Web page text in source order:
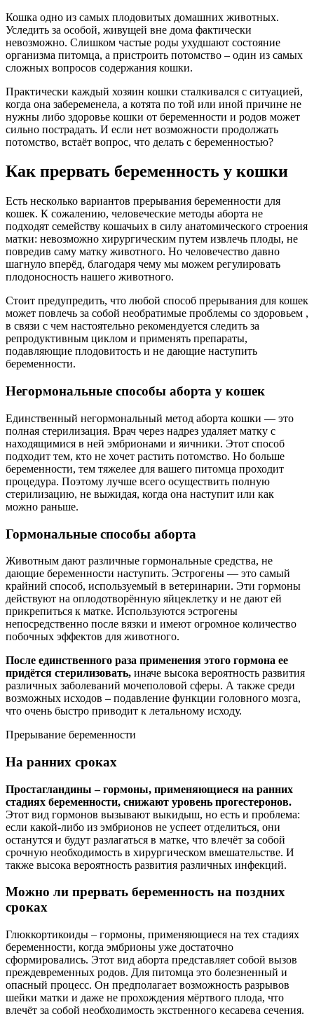
Кошка одно из самых плодовитых домашних животных.
Уследить за особой, живущей вне дома фактически
невозможно. Слишком частые роды ухудшают состояние
организма питомца, а пристроить потомство – один из самых
сложных вопросов содержания кошки.
Практически каждый хозяин кошки сталкивался с ситуацией,
когда она забеременела, а котята по той или иной причине не
нужны либо здоровье кошки от беременности и родов может
сильно пострадать. И если нет возможности продолжать
потомство, встаёт вопрос, что делать с беременностью?
Как прервать беременность у кошки
Есть несколько вариантов прерывания беременности для
кошек. К сожалению, человеческие методы аборта не
подходят семейству кошачьих в силу анатомического строения
матки: невозможно хирургическим путем извлечь плоды, не
повредив саму матку животного. Но человечество давно
шагнуло вперёд, благодаря чему мы можем регулировать
плодоносность нашего животного.
Стоит предупредить, что любой способ прерывания для кошек
может повлечь за собой необратимые проблемы со здоровьем ,
в связи с чем настоятельно рекомендуется следить за
репродуктивным циклом и применять препараты,
подавляющие плодовитость и не дающие наступить
беременности.
Негормональные способы аборта у кошек
Единственный негормональный метод аборта кошки — это
полная стерилизация. Врач через надрез удаляет матку с
находящимися в ней эмбрионами и яичники. Этот способ
подходит тем, кто не хочет растить потомство. Но больше
беременности, тем тяжелее для вашего питомца проходит
процедура. Поэтому лучше всего осуществить полную
стерилизацию, не выжидая, когда она наступит или как
можно раньше.
Гормональные способы аборта
Животным дают различные гормональные средства, не
дающие беременности наступить. Эстрогены — это самый
крайний способ, используемый в ветеринарии. Эти гормоны
действуют на оплодотворённую яйцеклетку и не дают ей
прикрепиться к матке. Используются эстрогены
непосредственно после вязки и имеют огромное количество
побочных эффектов для животного.
После единственного раза применения этого гормона ее
придётся стерилизовать, иначе высока вероятность развития
различных заболеваний мочеполовой сферы. А также среди
возможных исходов – подавление функции головного мозга,
что очень быстро приводит к летальному исходу.
Прерывание беременности
На ранних сроках
Простагландины – гормоны, применяющиеся на ранних
стадиях беременности, снижают уровень прогестеронов.
Этот вид гормонов вызывают выкидыш, но есть и проблема:
если какой-либо из эмбрионов не успеет отделиться, они
останутся и будут разлагаться в матке, что влечёт за собой
срочную необходимость в хирургическом вмешательстве. И
также высока вероятность развития различных инфекций.
Можно ли прервать беременность на поздних
сроках
Глюккортикоиды – гормоны, применяющиеся на тех стадиях
беременности, когда эмбрионы уже достаточно
сформировались. Этот вид аборта представляет собой вызов
преждевременных родов. Для питомца это болезненный и
опасный процесс. Он предполагает возможность разрывов
шейки матки и даже не прохождения мёртвого плода, что
влечёт за собой необходимость экстренного кесарева сечения.